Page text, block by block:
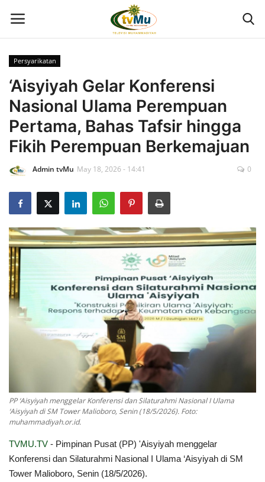
Home
Live Streaming
Berita
Program
Geliat PTMA
Kolom
Kontak Kami
Index
Kualitas Siaran
Persyarikatan
‘Aisyiyah Gelar Konferensi
Nasional Ulama Perempuan
Pertama, Bahas Tafsir hingga
Fikih Perempuan Berkemajuan
Admin tvMu May 18, 2026 - 14:41 0
PP ‘Aisyiyah menggelar Konferensi dan Silaturahmi Nasional I Ulama
‘Aisyiyah di SM Tower Malioboro, Senin (18/5/2026). Foto:
muhammadiyah.or.id.
TVMU.TV - Pimpinan Pusat (PP) 'Aisyiyah menggelar
Konferensi dan Silaturahmi Nasional I Ulama ‘Aisyiyah di SM
Tower Malioboro, Senin (18/5/2026).